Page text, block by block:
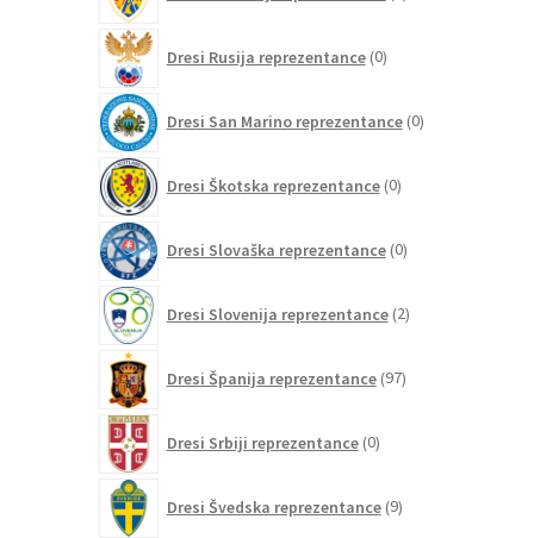
Dresi Rusija reprezentance 0izdelkov
Dresi San Marino reprezentance 0izdelkov
Dresi Škotska reprezentance 0izdelkov
Dresi Slovaška reprezentance 0izdelkov
Dresi Slovenija reprezentance 2izdelka
Dresi Španija reprezentance 97izdelkov
Dresi Srbiji reprezentance 0izdelkov
Dresi Švedska reprezentance 9izdelkov